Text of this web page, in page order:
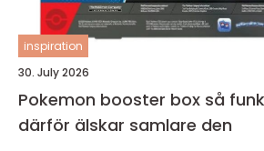
inspiration
30. July 2026
Pokemon booster box så funkar den och
därför älskar samlare den